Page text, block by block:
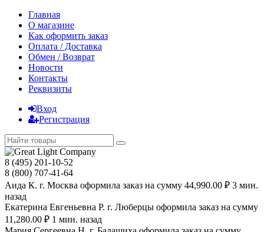
Главная
О магазине
Как оформить заказ
Оплата / Доставка
Обмен / Возврат
Новости
Контакты
Реквизиты
Вход
Регистрация
8 (495) 201-10-52
8 (800) 707-41-64
Аида К. г. Москва оформила заказ на сумму 44,990.00 ₽ 3 мин.
назад
Екатерина Евгеньевна Р. г. Люберцы оформила заказ на сумму
11,280.00 ₽ 1 мин. назад